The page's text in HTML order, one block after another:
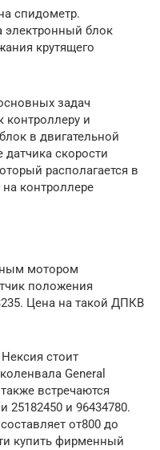
спидометр.
электронный блок
крутящего
задач
контроллеру и
в двигательной
датчика скорости
располагается в
на контроллере
мотором
положения
Цена на такой ДПКВ
стоит
General
встречаются
и 96434780.
от800 до
купить фирменный